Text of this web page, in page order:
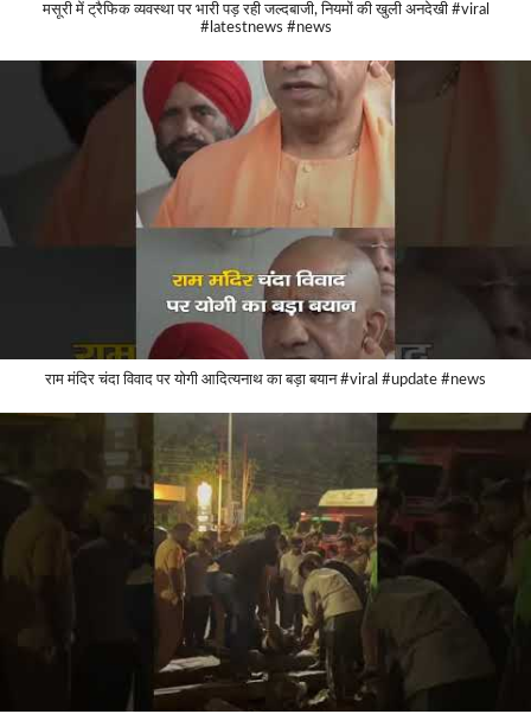
मसूरी में ट्रैफिक व्यवस्था पर भारी पड़ रही जल्दबाजी, नियमों की खुली अनदेखी #viral
#latestnews #news
राम मंदिर चंदा विवाद पर योगी आदित्यनाथ का बड़ा बयान #viral #update #news